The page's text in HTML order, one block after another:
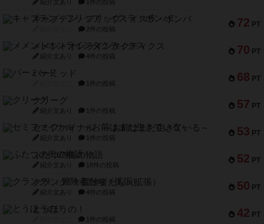
紹介文あり 1件の投稿
72 PT
キャプテン・フリップ：イスラ・ボンバ
2件の投稿
70 PT
メメントオンラインタクティクス
紹介文あり 4件の投稿
68 PT
パーミッド
1件の投稿
57 PT
クリーグ
紹介文あり 1件の投稿
53 PT
セミファイナル ～お前はまだ生きている～
紹介文あり 1件の投稿
52 PT
ふたつの街の物語
紹介文あり 18件の投稿
50 PT
クランク! ：冒険者たち（拡張）
紹介文あり 4件の投稿
42 PT
とうほうの！
1件の投稿